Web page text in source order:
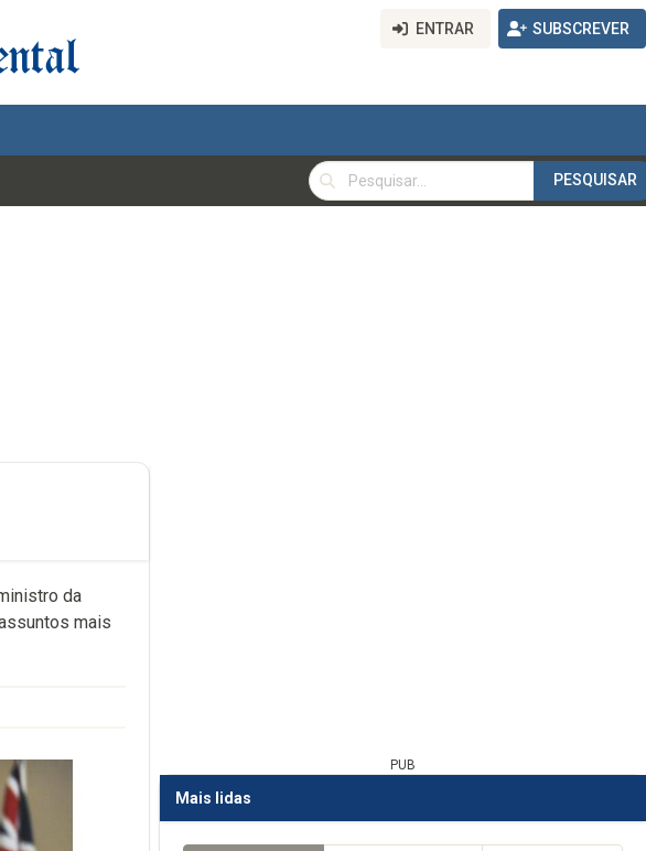
ENTRAR SUBSCREVER
PESQUISAR
PESQUISAR
da
mais
PUB
Mais lidas